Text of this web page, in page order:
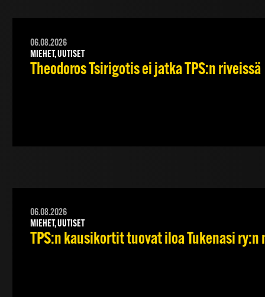
06.08.2026
MIEHET, UUTISET
Theodoros Tsirigotis ei jatka TPS:n riveissä
06.08.2026
MIEHET, UUTISET
TPS:n kausikortit tuovat iloa Tukenasi